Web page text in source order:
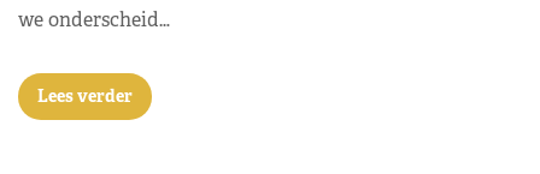
we onderscheid…
Lees verder